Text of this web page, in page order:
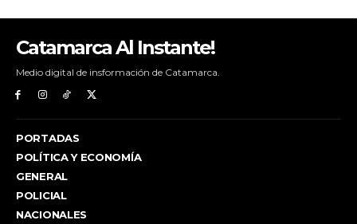
Catamarca Al Instante!
Medio digital de insformación de Catamarca.
PORTADAS
POLÍTICA Y ECONOMÍA
GENERAL
POLICIAL
NACIONALES